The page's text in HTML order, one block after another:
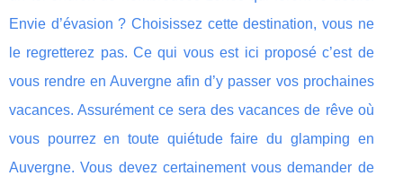
Envie d’évasion ? Choisissez cette destination, vous ne
le regretterez pas. Ce qui vous est ici proposé c’est de
vous rendre en Auvergne afin d’y passer vos prochaines
vacances. Assurément ce sera des vacances de rêve où
vous pourrez en toute quiétude faire du glamping en
Auvergne. Vous devez certainement vous demander de